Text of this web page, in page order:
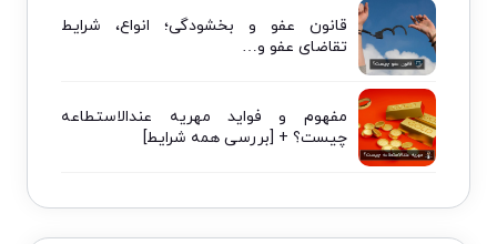
قانون عفو و بخشودگی؛ انواع، شرایط
تقاضای عفو و…
مفهوم و فواید مهریه عندالاستطاعه
چیست؟ + [بررسی همه شرایط]